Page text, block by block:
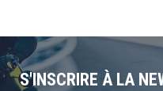
S'INSCRIRE À LA